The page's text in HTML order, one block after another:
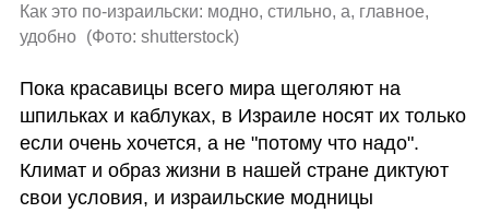
Как это по-израильски: модно, стильно, а, главное,
удобно (Фото: shutterstock)
Пока красавицы всего мира щеголяют на
шпильках и каблуках, в Израиле носят их только
если очень хочется, а не "потому что надо".
Климат и образ жизни в нашей стране диктуют
свои условия, и израильские модницы